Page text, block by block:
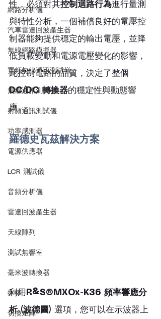
網路分析儀
汽車雷達回波產生器
無線網路模擬器
寬頻無線通訊測試儀
無線通訊測試儀
射頻通訊測試儀
功率感測器
電源供應器
LCR 測試儀
音頻分析儀
雷達回波產生器
天線陣列
測試無響室
毫米波轉換器
探棒
切換矩陣
性，必須對其控制迴路行為進行量測
與特性分析，一個補償良好的電壓控
制器能夠提供穩定的輸出電壓，並降
低負載變動和電源電壓變化的影響，
此控制電路的品質，決定了整個
DC/DC 轉換器的穩定性與動態響
應。
羅德史瓦茲解決方案
利用 R&S®MXOx-K36 頻率響應分
析 (波德圖) 選項，您可以在示波器上